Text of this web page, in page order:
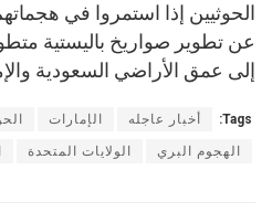
الحوثيين إذا استمروا في
عن تطوير صواريخ باليستية
إلى عمق الأراضي السعودية
Tags: أخبار عاجله الإمارات
الهجوم البري الولايات المتحدة